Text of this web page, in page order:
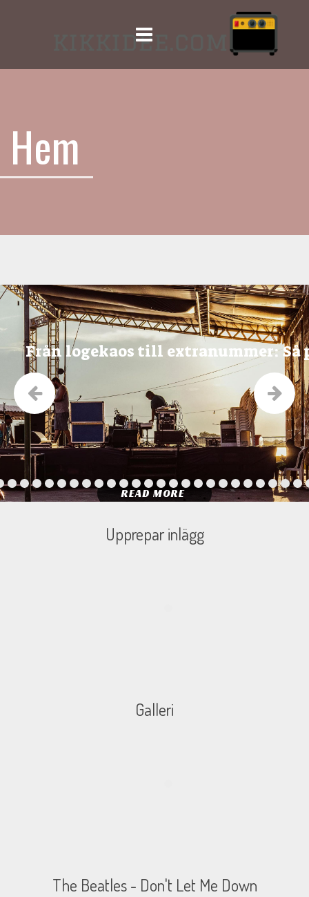
Menu
Hem
Från logekaos till extranummer:
READ MORE
Upprepar inlägg
Galleri
The Beatles - Don't Let Me Down